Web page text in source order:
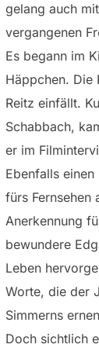
gelang auch
vergangenen
Es begann im
Häppchen. Die
Reitz einfällt.
Schabbach,
er im
Ebenfalls
fürs Fernsehen
Anerkennung
bewundere
Leben
Worte, die der
Simmerns
Doch sichtlich